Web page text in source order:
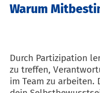
Warum
Durch Partizipation
zu treffen,
im Team zu arbeiten.